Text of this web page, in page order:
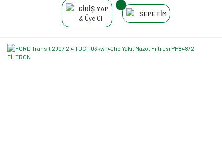
GİRİŞ YAP
& Üye Ol
SEPETİM